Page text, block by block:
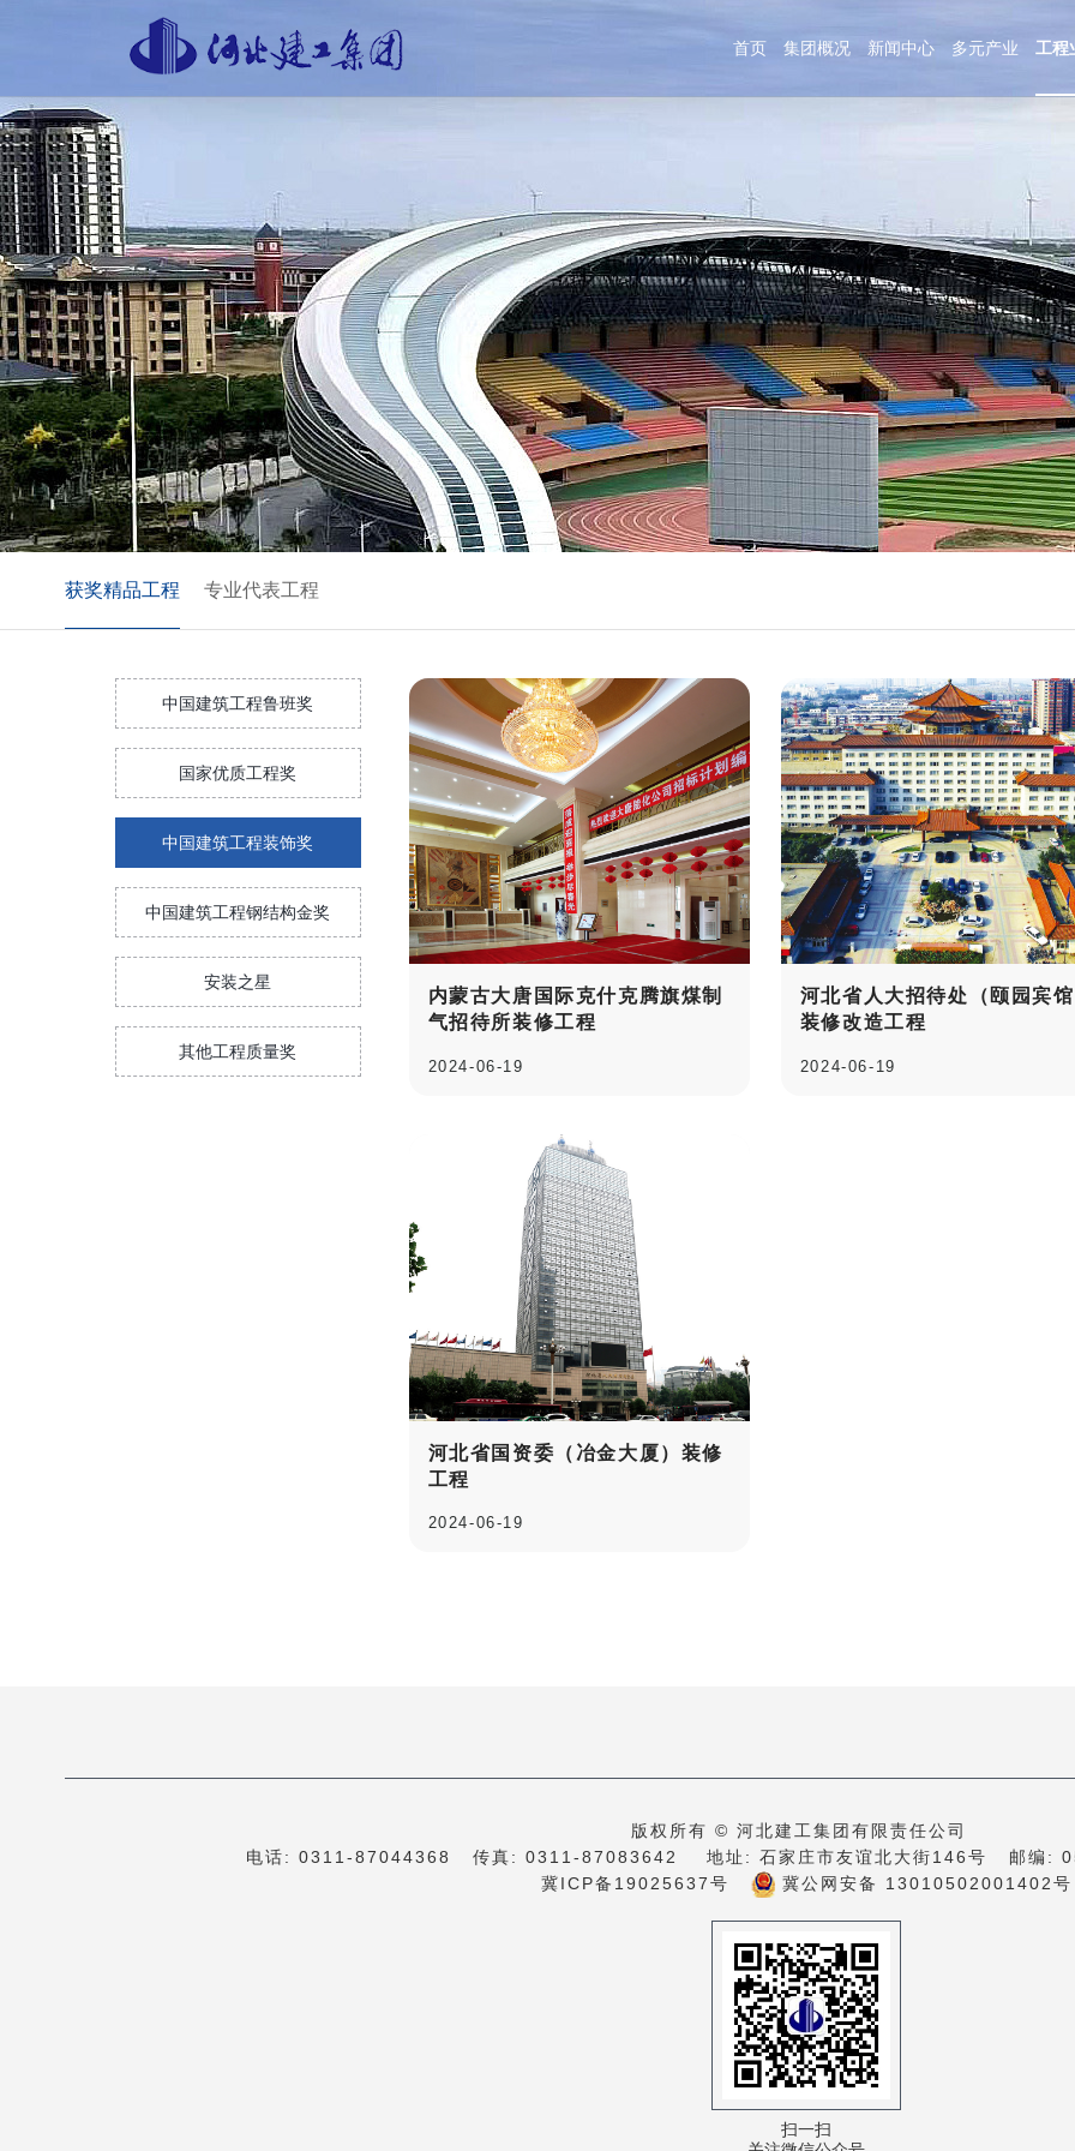
首页 集团概况 新闻中心 多元产业 工程
获奖精品工程 专业代表工程
国家优质工程奖
中国建筑工程装饰奖
内蒙古大唐国际克什克腾旗煤制
气招待所装修工程
2024-06-19
工程
版权所有 © 河北建工集团有限责任公司
电话: 0311-87044368 传真: 0311-87083642 地址: 石家庄市友谊北大街146号 邮编
冀ICP备19025637号
冀公网安备 13010502001402号
扫一扫